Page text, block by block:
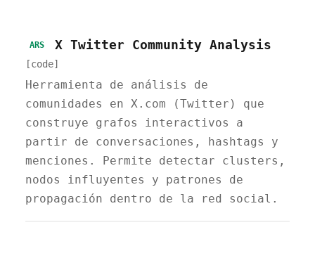
ARS X Twitter Community Analysis
[code]
Herramienta de análisis de
comunidades en X.com (Twitter) que
construye grafos interactivos a
partir de conversaciones, hashtags y
menciones. Permite detectar clusters,
nodos influyentes y patrones de
propagación dentro de la red social.